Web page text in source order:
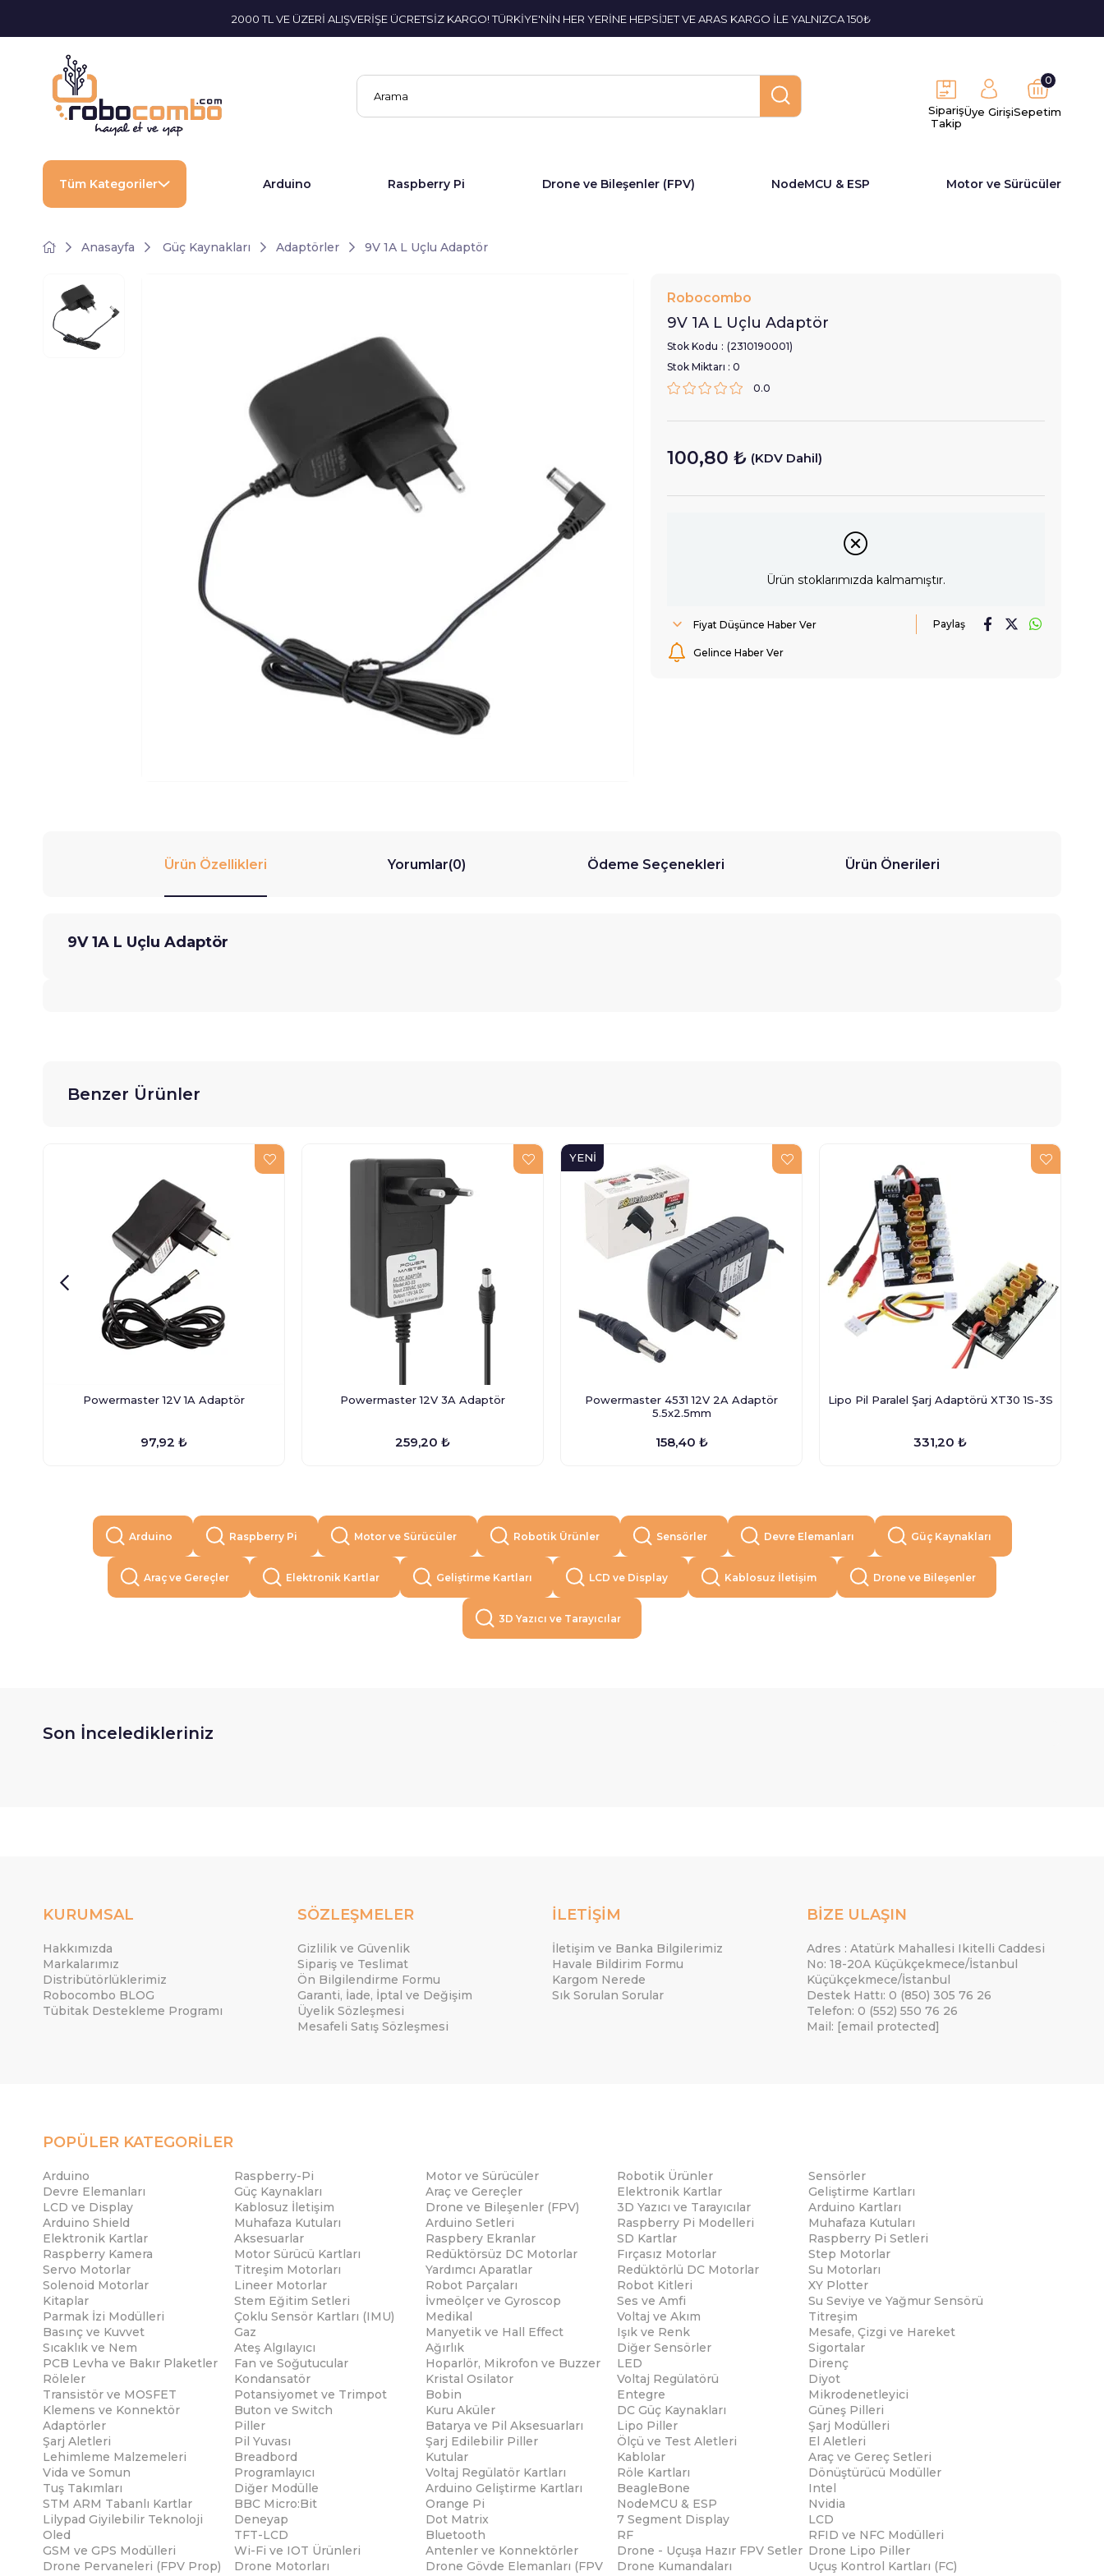
2000 TL VE ÜZERİ ALIŞVERİŞE ÜCRETSİZ KARGO! TÜRKİYE'NİN HER YERİNE HEPSİJET VE ARAS KARGO İLE YALNIZCA 150₺
Sipariş
Takip
Üye GirişiSepetim
0
Tüm Kategoriler Arduino Raspberry Pi Drone ve Bileşenler (FPV) NodeMCU & ESP Motor ve Sürücüler
Anasayfa Güç Kaynakları Adaptörler 9V 1A L Uçlu Adaptör
Robocombo
9V 1A L Uçlu Adaptör
Stok Kodu
(2310190001)
Stok Miktarı : 0
0.0
100,80 ₺ (KDV Dahil)
Ürün stoklarımızda kalmamıştır.
Fiyat Düşünce Haber Ver
Gelince Haber Ver
Paylaş
Ürün Özellikleri Yorumlar(0) Ödeme Seçenekleri Ürün Önerileri
9V 1A L Uçlu Adaptör
Benzer Ürünler
Powermaster 12V 1A Adaptör
97,92 ₺
Powermaster 12V 3A Adaptör
259,20 ₺
Powermaster 4531 12V 2A Adaptör
5.5x2.5mm
158,40 ₺
YENI
ÜRÜN
Lipo Pil Paralel Şarj Adaptörü XT30 1S-3S
331,20 ₺
Arduino Raspberry Pi Motor ve Sürücüler Robotik Ürünler Sensörler Devre Elemanları Güç Kaynakları
Araç ve Gereçler Elektronik Kartlar Geliştirme Kartları LCD ve Display Kablosuz İletişim Drone ve Bileşenler
3D Yazıcı ve Tarayıcılar
Son İnceledikleriniz
KURUMSAL
Hakkımızda
Markalarımız
Distribütörlüklerimiz
Robocombo BLOG
Tübitak Destekleme Programı
SÖZLEŞMELER
Gizlilik ve Güvenlik
Sipariş ve Teslimat
Ön Bilgilendirme Formu
Garanti, İade, İptal ve Değişim
Üyelik Sözleşmesi
Mesafeli Satış Sözleşmesi
İLETİŞİM
İletişim ve Banka Bilgilerimiz
Havale Bildirim Formu
Kargom Nerede
Sık Sorulan Sorular
BİZE ULAŞIN
Adres : Atatürk Mahallesi Ikitelli Caddesi
No: 18-20A Küçükçekmece/İstanbul
Küçükçekmece/İstanbul
Destek Hattı: 0 (850) 305 76 26
Telefon: 0 (552) 550 76 26
Mail: [email protected]
POPÜLER KATEGORİLER
Arduino Raspberry-Pi Motor ve Sürücüler Robotik Ürünler
Sensörler
Devre Elemanları
Güç Kaynakları Araç ve Gereçler Elektronik Kartlar
Geliştirme Kartları
LCD ve Display
Kablosuz İletişim Drone ve Bileşenler (FPV) 3D Yazıcı ve Tarayıcılar
Arduino Kartları
Arduino Shield
Muhafaza Kutuları Arduino Setleri Raspberry Pi Modelleri
Muhafaza Kutuları
Elektronik Kartlar
Aksesuarlar Raspbery Ekranlar SD Kartlar
Raspberry Pi Setleri
Raspberry Kamera
Motor Sürücü Kartları Redüktörsüz DC Motorlar Fırçasız Motorlar
Step Motorlar
Servo Motorlar
Titreşim Motorları Yardımcı Aparatlar Redüktörlü DC Motorlar
Su Motorları
Solenoid Motorlar
Lineer Motorlar Robot Parçaları Robot Kitleri
XY Plotter
Kitaplar
Stem Eğitim Setleri İvmeölçer ve Gyroscop Ses ve Amfi
Su Seviye ve Yağmur Sensörü
Parmak İzi Modülleri
Çoklu Sensör Kartları (IMU) Medikal Voltaj ve Akım
Titreşim
Basınç ve Kuvvet
Gaz Manyetik ve Hall Effect Işık ve Renk
Mesafe, Çizgi ve Hareket
Sıcaklık ve Nem
Ateş Algılayıcı Ağırlık Diğer Sensörler
Sigortalar
PCB Levha ve Bakır Plaketler
Fan ve Soğutucular Hoparlör, Mikrofon ve Buzzer LED
Direnç
Röleler
Kondansatör Kristal Osilator Voltaj Regülatörü
Diyot
Transistör ve MOSFET
Potansiyomet ve Trimpot Bobin Entegre
Mikrodenetleyici
Klemens ve Konnektör
Buton ve Switch Kuru Aküler DC Güç Kaynakları
Güneş Pilleri
Adaptörler
Piller Batarya ve Pil Aksesuarları Lipo Piller
Şarj Modülleri
Şarj Aletleri
Pil Yuvası Şarj Edilebilir Piller Ölçü ve Test Aletleri
El Aletleri
Lehimleme Malzemeleri
Breadbord Kutular Kablolar
Araç ve Gereç Setleri
Vida ve Somun
Programlayıcı Voltaj Regülatör Kartları Röle Kartları
Dönüştürücü Modüller
Tuş Takımları
Diğer Modülle Arduino Geliştirme Kartları BeagleBone
Intel
STM ARM Tabanlı Kartlar
BBC Micro:Bit Orange Pi NodeMCU & ESP
Nvidia
Lilypad Giyilebilir Teknoloji
Deneyap Dot Matrix 7 Segment Display
LCD
Oled
TFT-LCD Bluetooth RF
RFID ve NFC Modülleri
GSM ve GPS Modülleri
Wi-Fi ve IOT Ürünleri Antenler ve Konnektörler Drone - Uçuşa Hazır FPV Setler Drone Lipo Piller
Drone Pervaneleri (FPV Prop)
Drone Motorları
Drone Gövde Elemanları (FPV
Drone Kumandaları Uçuş Kontrol Kartları (FC)